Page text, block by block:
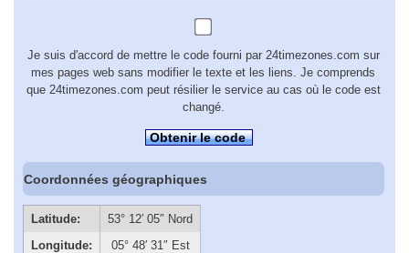
Je suis d'accord de mettre le code fourni par 24timezones.com sur
mes pages web sans modifier le texte et les liens. Je comprends
que 24timezones.com peut résilier le service au cas où le code est
changé.
Obtenir le code
Coordonnées géographiques
Latitude:
53° 12′ 05″ Nord
Longitude:
05° 48′ 31″ Est